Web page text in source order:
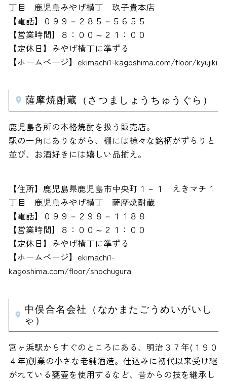
丁目 鹿児島みやげ横丁 玖子貴本店
【電話】０９９－２８５－５６５５
【営業時間】８：００～２１：００
【定休日】みやげ横丁に準ずる
【ホームページ】ekimachi1-kagoshima.com/floor/kyujiki
薩摩焼酎蔵（さつましょうちゅうぐら）
鹿児島各所の本格焼酎を扱う販売店。
駅の一角にありながら、棚には様々な銘柄がずらりと
並び、お酒好きには嬉しい品揃え。
【住所】鹿児島県鹿児島市中央町１－１ えきマチ１
丁目 鹿児島みやげ横丁 薩摩焼酎蔵
【電話】０９９－２９８－１１８８
【営業時間】８：００～２１：００
【定休日】みやげ横丁に準ずる
【ホームページ】ekimachi1-
kagoshima.com/floor/shochugura
中俣合名会社（なかまたごうめいがいし
ゃ）
宮ヶ浜駅からすぐのところにある、明治３７年(１９０
４年)創業の小さな老舗酒造。仕込みに初代以来受け継
がれている甕壷を使用するなど、昔からの技を継承し